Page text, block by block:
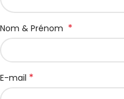
Nom & Prénom *
E-mail *